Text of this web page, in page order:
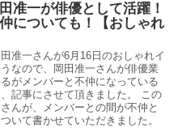
准一が俳優として活躍！
についても！【おしゃれ
准一さんが6月16日のおしゃれイ
なので、岡田准一さんが俳優業
がメンバーと不仲になっている
記事にさせて頂きました。 この
んが、メンバーとの間が不仲と
いて書かせていただきました。